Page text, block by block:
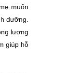
muốn
dưỡng.
lượng
giúp hỗ